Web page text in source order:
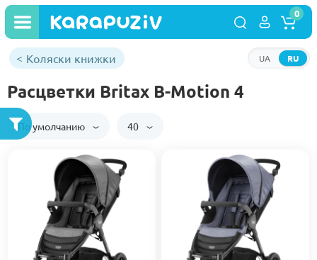
RU
UA
0
Коляски книжки
Расцветки Britax B-Motion 4
По умолчанию 40